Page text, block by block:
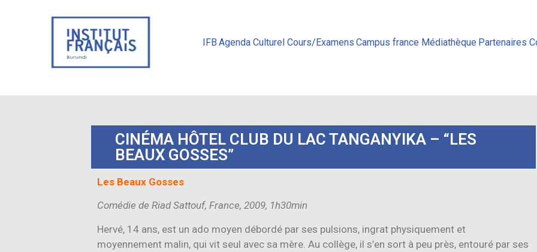
IFB Agenda Culturel Cours/Examens Campus france Médiathèque Partenaires
CINÉMA HÔTEL CLUB DU LAC TANGANYIKA – “LES
BEAUX GOSSES”
Les Beaux Gosses
Comédie de Riad Sattouf, France, 2009, 1h30min
Hervé, 14 ans, est un ado moyen débordé par ses pulsions, ingrat physiquement et
moyennement malin, qui vit seul avec sa mère. Au collège, il s’en sort à peu près, entouré par ses